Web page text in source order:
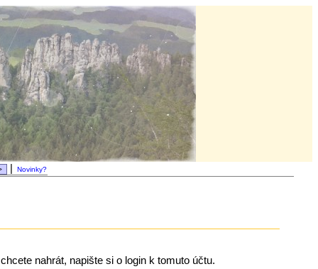
| Novinky?
nahrát, napište si o login k tomuto účtu.